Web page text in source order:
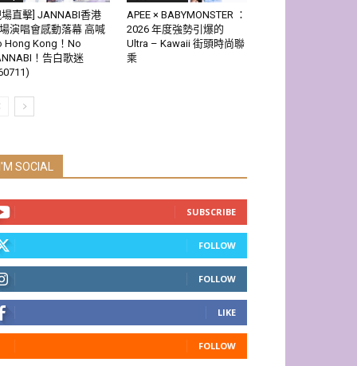
場直擊] JANNABI香港
演唱會感動落幕 高喊
Hong Kong！No
！告白歌迷
APEE × BABYMONSTER ：
2026 年度強勢引爆的
Ultra – Kawaii 街頭時尚聯
乘
I'M SOCIAL
SUBSCRIBE
FOLLOW
FOLLOW
LIKE
FOLLOW